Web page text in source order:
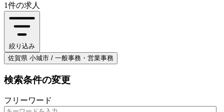
1件の求人
絞り込み
佐賀県 小城市 / 一般事務・営業事務
検索条件の変更
フリーワード